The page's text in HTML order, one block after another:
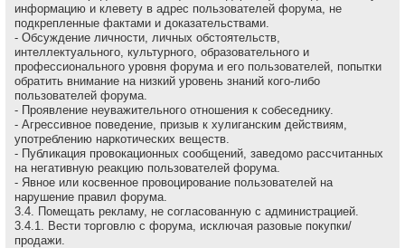
инфоpмацию и клеветy в адрес пользователей форума, не
подкрепленные фактами и доказательствами.
- Обсуждение личности, личных обстоятельств,
интеллектуального, культурного, образовательного и
профессионального уровня форума и его пользователей, попытки
обратить внимание на низкий уровень знаний кого-либо
пользователей форума.
- Проявление неуважительного отношения к собеседнику.
- Агрессивное поведение, пpизыв к хулиганским действиям,
употреблению наркотических веществ.
- Публикация провокационных сообщений, заведомо рассчитанных
на негативную реакцию пользователей форума.
- Явное или косвенное провоцирование пользователей на
нарушение правил форума.
3.4. Помещать рекламу, не согласованную с администрацией.
3.4.1. Вести торговлю с форума, исключая разовые покупки/
продажи.